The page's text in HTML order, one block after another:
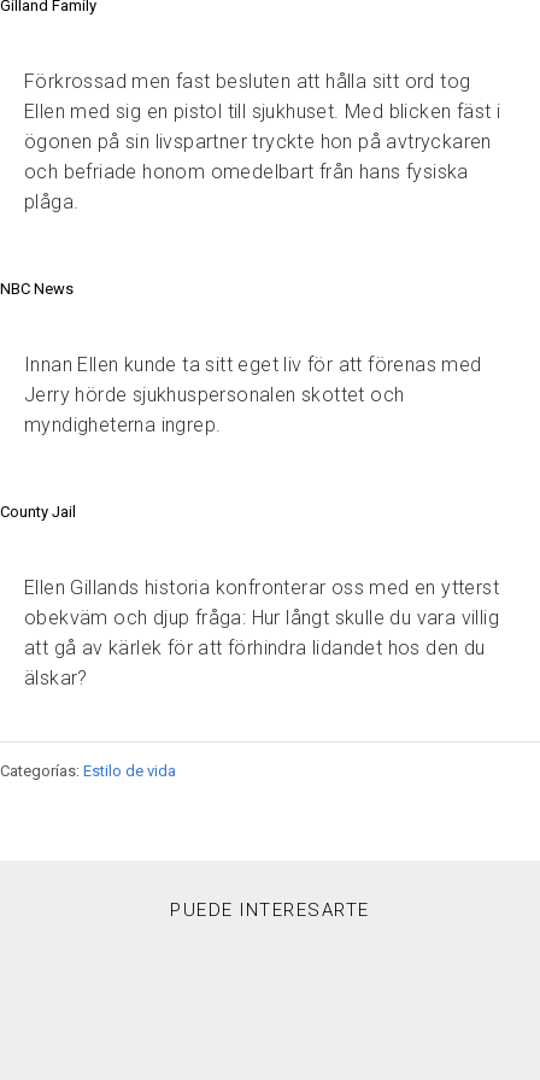
Gilland Family
Förkrossad men fast besluten att hålla sitt ord tog
Ellen med sig en pistol till sjukhuset. Med blicken fäst i
ögonen på sin livspartner tryckte hon på avtryckaren
och befriade honom omedelbart från hans fysiska
plåga.
NBC News
Innan Ellen kunde ta sitt eget liv för att förenas med
Jerry hörde sjukhuspersonalen skottet och
myndigheterna ingrep.
County Jail
Ellen Gillands historia konfronterar oss med en ytterst
obekväm och djup fråga: Hur långt skulle du vara villig
att gå av kärlek för att förhindra lidandet hos den du
älskar?
Categorías: Estilo de vida
PUEDE INTERESARTE